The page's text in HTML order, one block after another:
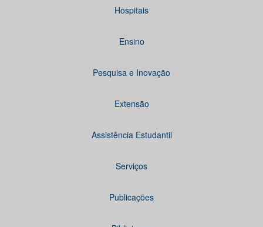
Hospitais
Ensino
Pesquisa e Inovação
Extensão
Assistência Estudantil
Serviços
Publicações